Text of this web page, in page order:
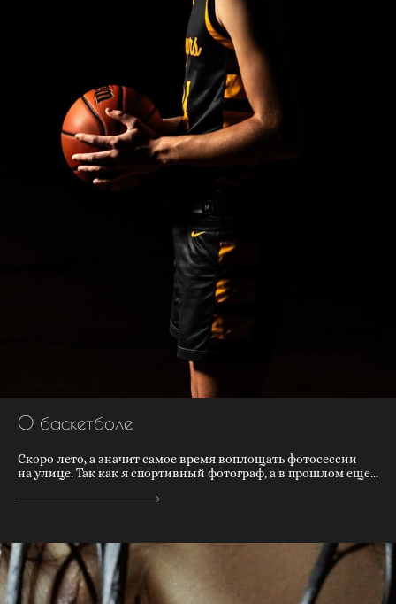
О баскетболе
Скоро лето, а значит самое время воплощать фотосессии
на улице. Так как я спортивный фотограф, а в прошлом еще...